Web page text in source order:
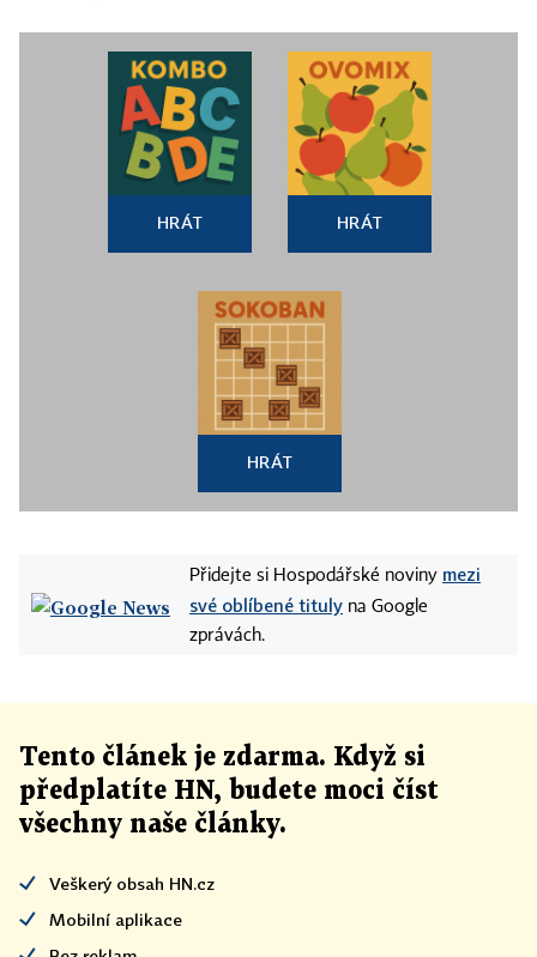
HRÁT HRÁT
HRÁT
Přidejte si Hospodářské noviny mezi
své oblíbené tituly na Google
zprávách.
Tento článek je zdarma. Když si
předplatíte HN, budete moci číst
všechny naše články.
Veškerý obsah HN.cz
Mobilní aplikace